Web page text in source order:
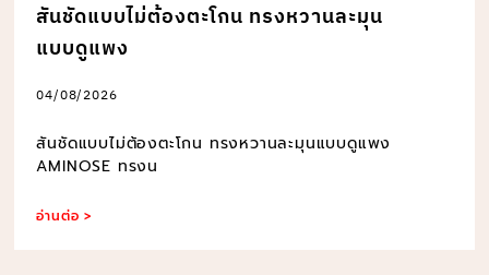
สันชัดแบบไม่ต้องตะโกน ทรงหวานละมุน
แบบดูแพง
04/08/2026
สันชัดแบบไม่ต้องตะโกน ทรงหวานละมุนแบบดูแพง
AMINOSE ทรงน
อ่านต่อ >